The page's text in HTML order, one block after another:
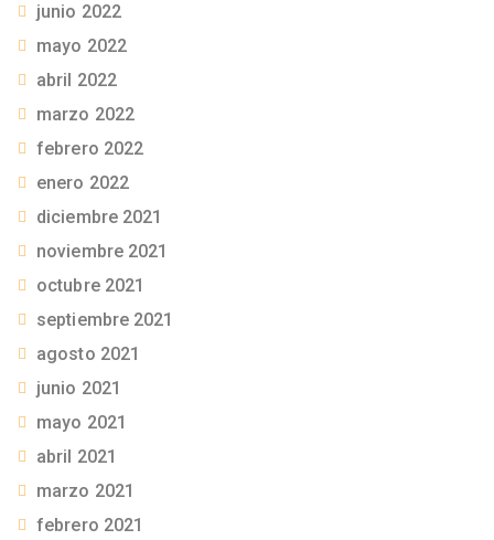
junio 2022
mayo 2022
abril 2022
marzo 2022
febrero 2022
enero 2022
diciembre 2021
noviembre 2021
octubre 2021
septiembre 2021
agosto 2021
junio 2021
mayo 2021
abril 2021
marzo 2021
febrero 2021